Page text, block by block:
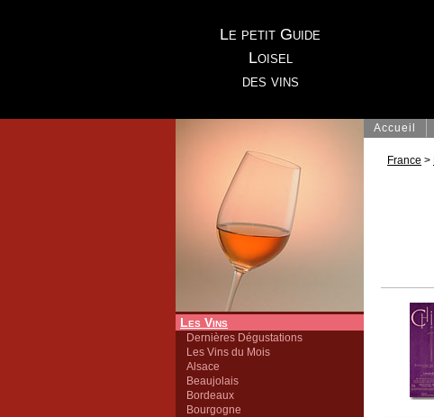
Le petit Guide
Loisel
des vins
Les Vins
Dernières Dégustations
Les Vins du Mois
Alsace
Beaujolais
Bordeaux
Bourgogne
Accueil
France >